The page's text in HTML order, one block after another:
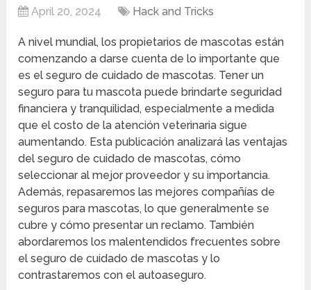
April 20, 2024 Hack and Tricks
A nivel mundial, los propietarios de mascotas están
comenzando a darse cuenta de lo importante que
es el seguro de cuidado de mascotas. Tener un
seguro para tu mascota puede brindarte seguridad
financiera y tranquilidad, especialmente a medida
que el costo de la atención veterinaria sigue
aumentando. Esta publicación analizará las ventajas
del seguro de cuidado de mascotas, cómo
seleccionar al mejor proveedor y su importancia.
Además, repasaremos las mejores compañías de
seguros para mascotas, lo que generalmente se
cubre y cómo presentar un reclamo. También
abordaremos los malentendidos frecuentes sobre
el seguro de cuidado de mascotas y lo
contrastaremos con el autoaseguro.